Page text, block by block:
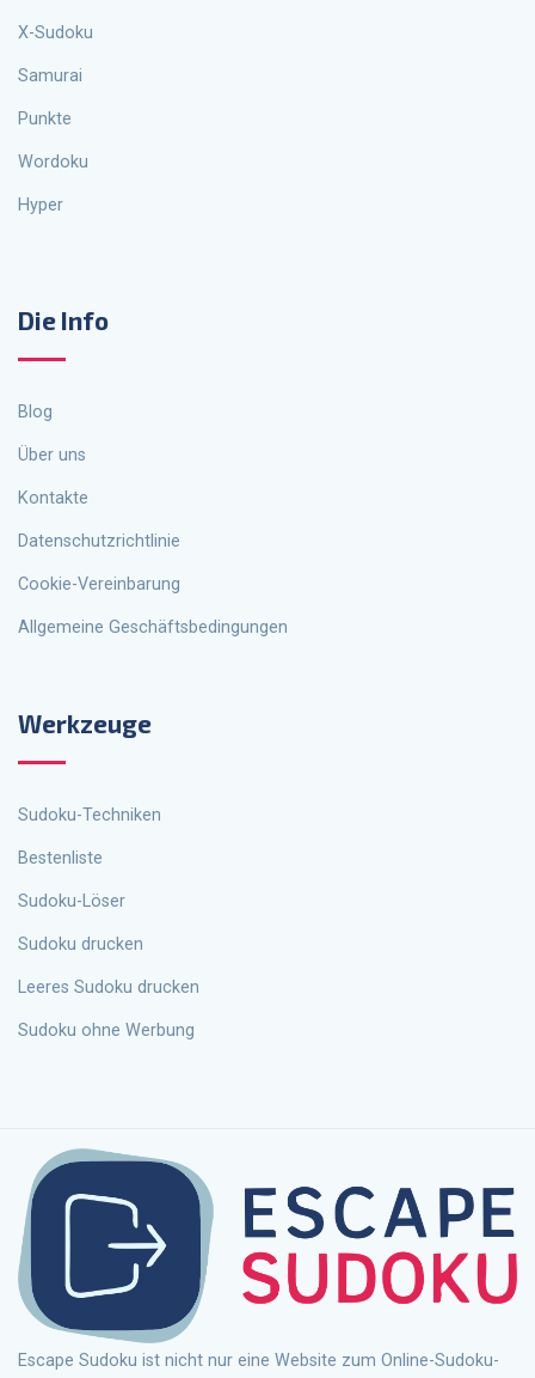
X-Sudoku
Samurai
Punkte
Wordoku
Hyper
Die Info
Blog
Über uns
Kontakte
Datenschutzrichtlinie
Cookie-Vereinbarung
Allgemeine Geschäftsbedingungen
Werkzeuge
Sudoku-Techniken
Bestenliste
Sudoku-Löser
Sudoku drucken
Leeres Sudoku drucken
Sudoku ohne Werbung
Escape Sudoku ist nicht nur eine Website zum Online-Sudoku-